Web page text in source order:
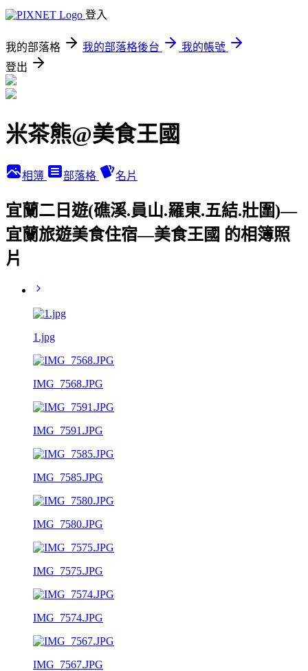
登入
我的部落格 我的部落格後台
我的帳號
登出
米茶熊@美食王國
相簿 部落格 名片
宜蘭二日遊(礁溪.員山.羅東.五結.壯圍)—
宜蘭旅遊美食住宿—美食王國 的相簿照
片
1.jpg
IMG_7568.JPG
IMG_7591.JPG
IMG_7585.JPG
IMG_7580.JPG
IMG_7575.JPG
IMG_7574.JPG
IMG_7567.JPG